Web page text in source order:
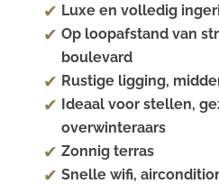
Luxe en volledig
Op loopafstand van
boulevard
Rustige ligging,
Ideaal voor stellen,
overwinteraars
Zonnig terras
Snelle wifi,